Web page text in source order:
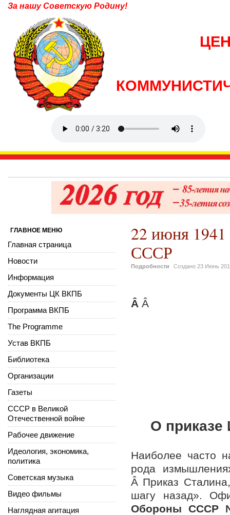
За нашу Советскую Родину!
22 июня 1941
СССР
Подробности Создано 23 Июнь
Â Â
О
Наиболее часто
рода
Â Приказ
шагу назад».
Обороны СССР
ГЛАВНОЕ МЕНЮ
Главная страница
Новости
Информация
Документы ЦК ВКПБ
Программа ВКПБ
The Programme
Устав ВКПБ
Библиотека
Организации
Газеты
СССР в Великой
Отечественной войне
Рабочее движение
Идеология, экономика,
политика
Советская музыка
Видео фильмы
Наглядная агитация